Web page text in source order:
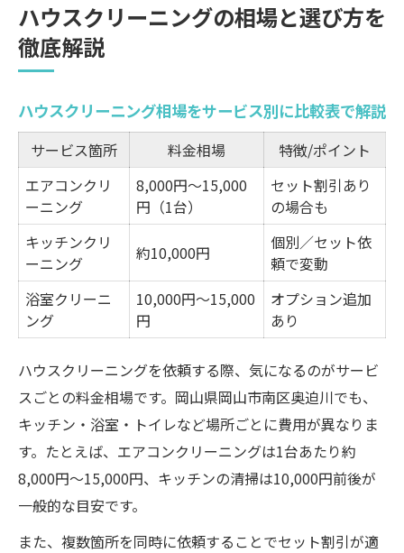
ハウスクリーニングの相場と選び方を
徹底解説
ハウスクリーニング相場をサービス別に比較表で解説
サービス箇所 料金相場
特徴/ポイント
エアコンクリ
ーニング
8,000円～15,000
円（1台）
セット割引あり
の場合も
キッチンクリ
ーニング
約10,000円
個別／セット依
頼で変動
浴室クリーニ
ング
10,000円～15,000
円
オプション追加
あり
ハウスクリーニングを依頼する際、気になるのがサービ
スごとの料金相場です。岡山県岡山市南区奥迫川でも、
キッチン・浴室・トイレなど場所ごとに費用が異なりま
す。たとえば、エアコンクリーニングは1台あたり約
8,000円～15,000円、キッチンの清掃は10,000円前後が
一般的な目安です。
また、複数箇所を同時に依頼することでセット割引が適